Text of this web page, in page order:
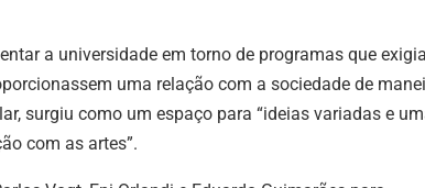
a universidade em torno de programas que
uma relação com a sociedade de
surgiu como um espaço para “ideias variadas e
com as artes”.